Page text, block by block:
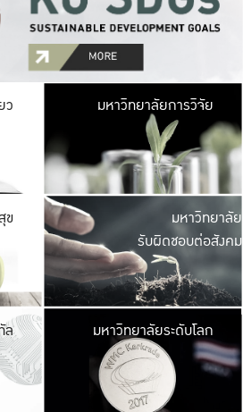
ว มหาวิ
มีพื้นที่เขียวสดใส
เป็นป่าในเมือง เกษต
มหาวิทยาลัยการวิจัย
ข มหาวิ
ค
เปิดประ
และพบเรื่องราวใ
มหาวิทยาลัย
รับผิดชอบต่อสังคม
ล มหาวิ
เปลี่ยนแปลง แล
เพื่อทำง
ระบบสารสนเทศ
มหาวิทยาลัยระดับโลก